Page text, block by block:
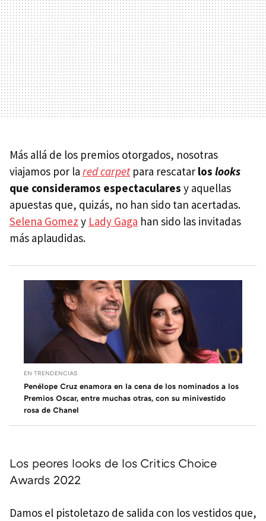
Más allá de los premios otorgados, nosotras
viajamos por la red carpetpara rescatar los looks
que consideramos espectaculares y aquellas
apuestas que, quizás, no han sido tan acertadas.
Selena Gomez y Lady Gaga han sido las invitadas
más aplaudidas.
EN TRENDENCIAS
Penélope Cruz enamora en la cena de los nominados a los
Premios Oscar, entre muchas otras, con su minivestido
rosa de Chanel
Los peores looks de los Critics Choice
Awards 2022
Damos el pistoletazo de salida con los vestidos que,